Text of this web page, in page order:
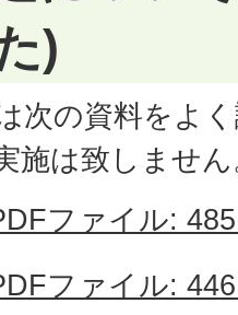
)
次の資料をよ
施は致しませ
ファイル:
ファイル: